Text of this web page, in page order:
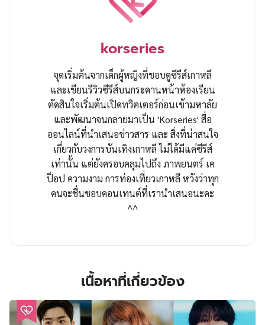
korseries
จุดเริ่มต้นจากเด็กผู้หญิงที่ชอบดูซีรีส์เกาหลี
และเขียนรีวิวซีรีส์บนกระดานหน้าห้องเรียน
ตัดสินใจเริ่มต้นเปิดทวิตเตอร์ก่อนเข้ามหาลัย
และพัฒนาจนกลายมาเป็น 'Korseries' สื่อ
ออนไลน์ที่นำเสนอข่าวสาร และ สิ่งที่น่าสนใจ
เกี่ยวกับวงการบันเทิงเกาหลี ไม่ได้มีแค่ซีรีส์
เท่านั้น แต่ยังครอบคลุมไปถึง ภาพยนตร์ เค
ป็อป ความงาม การท่องเที่ยวเกาหลี หวังว่าทุก
คนจะชื่นชอบคอนเทนต์ที่เรานำเสนอนะคะ
^^
เนื้อหาที่เกี่ยวข้อง